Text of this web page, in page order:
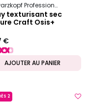
& OndulationsSchwarzkopf Professional
texturisant sec
Craft Osis+
€
AJOUTER AU PANIER
2